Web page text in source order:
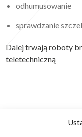
odhumusowanie
sprawdzanie
Dalej trwają roboty
teletechniczną